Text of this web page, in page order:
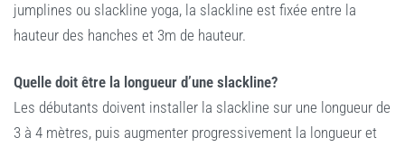
jumplines ou slackline yoga, la slackline est fixée entre la
hauteur des hanches et 3m de hauteur.
Quelle doit être la longueur d’une slackline?
Les débutants doivent installer la slackline sur une longueur de
3 à 4 mètres, puis augmenter progressivement la longueur et